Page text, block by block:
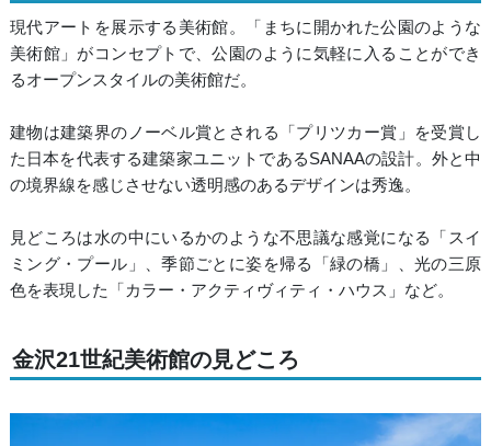
現代アートを展示する美術館。「まちに開かれた公園のような
美術館」がコンセプトで、公園のように気軽に入ることができ
るオープンスタイルの美術館だ。
建物は建築界のノーベル賞とされる「プリツカー賞」を受賞し
た日本を代表する建築家ユニットであるSANAAの設計。外と中
の境界線を感じさせない透明感のあるデザインは秀逸。
見どころは水の中にいるかのような不思議な感覚になる「スイ
ミング・プール」、季節ごとに姿を帰る「緑の橋」、光の三原
色を表現した「カラー・アクティヴィティ・ハウス」など。
金沢21世紀美術館の見どころ